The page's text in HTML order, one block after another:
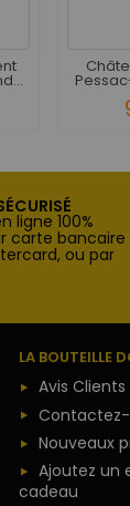
ligne 100%
carte bancaire
ou par
LA BOUTEILLE
Avis Clients
Nouveaux
Ajoutez un
cadeau